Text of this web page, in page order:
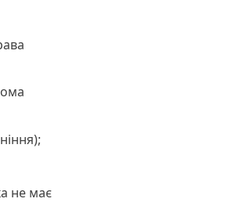
не має